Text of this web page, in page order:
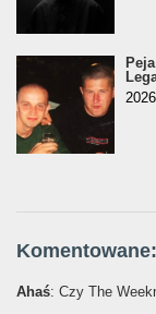
Komentowane:
Ahaś: Czy The